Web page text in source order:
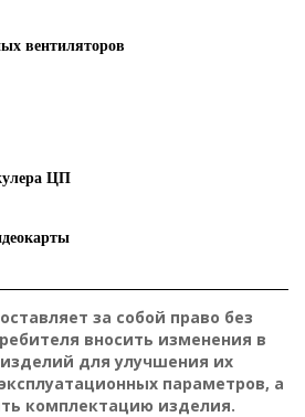
вентиляторов
ЦП
за собой право без
вносить изменения в
для улучшения их
параметров, а
комплектацию изделия.